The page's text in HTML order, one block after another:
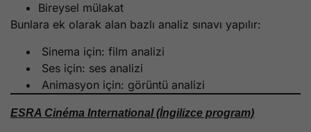
Bireysel mülakat
Bunlara ek olarak alan bazlı analiz sınavı yapılır:
Sinema için: film analizi
Ses için: ses analizi
Animasyon için: görüntü analizi
ESRA Cinéma International (İngilizce program)